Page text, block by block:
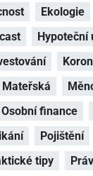
Ekologie
Hypoteční
Mateřská
Osobní finance
Pojištění
tipy